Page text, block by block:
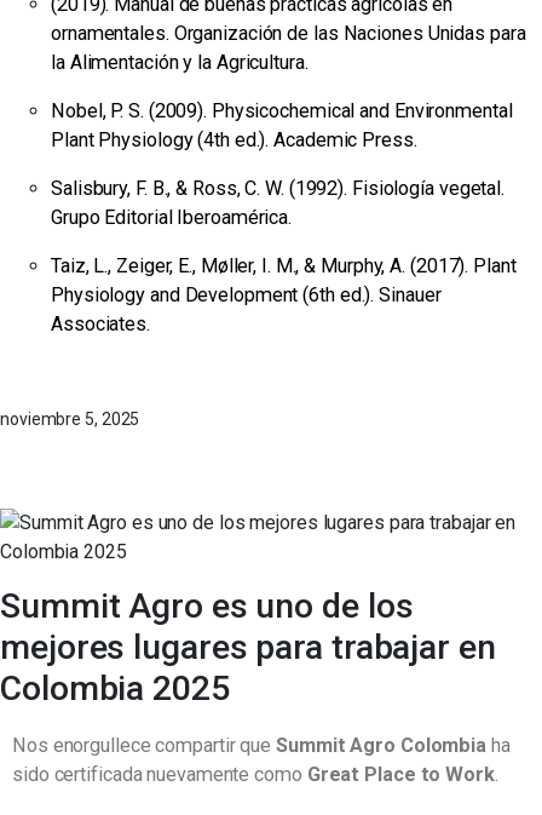
ornamentales. Organización de las Naciones Unidas para
la Alimentación y la Agricultura.
Nobel, P. S. (2009). Physicochemical and Environmental
Plant Physiology (4th ed.). Academic Press.
Salisbury, F. B., & Ross, C. W. (1992). Fisiología vegetal.
Grupo Editorial Iberoamérica.
Taiz, L., Zeiger, E., Møller, I. M., & Murphy, A. (2017). Plant
Physiology and Development (6th ed.). Sinauer
Associates.
noviembre 5, 2025
Summit Agro es uno de los
mejores lugares para trabajar en
Colombia 2025
Nos enorgullece compartir que Summit Agro Colombia ha
sido certificada nuevamente como Great Place to Work.